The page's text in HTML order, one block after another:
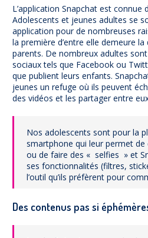
L’application Snapchat est connue
Adolescents et jeunes adultes se
application pour de nombreuses
la première d’entre elle demeure
parents. De nombreux adultes
sociaux tels que Facebook ou
que publient leurs enfants.
jeunes un refuge où ils peuvent
des vidéos et les partager entre
Nos adolescents sont pour la
smartphone qui leur permet de
ou de faire des « selfies » et
ses fonctionnalités (filtres,
l’outil qu’ils préfèrent pour
Des contenus pas si